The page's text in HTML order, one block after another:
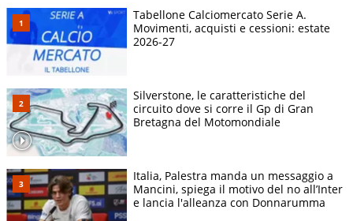
Tabellone Calciomercato Serie A.
Movimenti, acquisti e cessioni: estate
2026-27
Silverstone, le caratteristiche del
circuito dove si corre il Gp di Gran
Bretagna del Motomondiale
Italia, Palestra manda un messaggio a
Mancini, spiega il motivo del no all’Inter
e lancia l'alleanza con Donnarumma